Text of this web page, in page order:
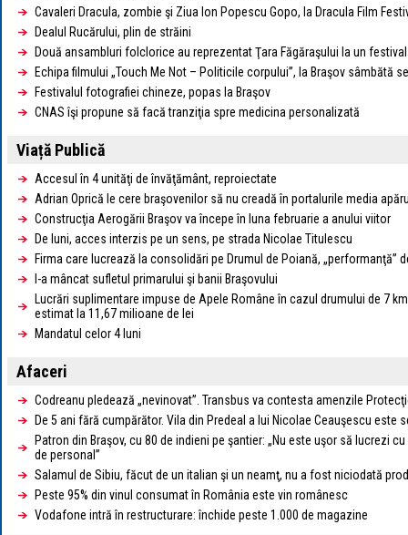
Cavaleri Dracula, zombie şi Ziua Ion Popescu Gopo, la Dracula Film
Dealul Rucărului, plin de străini
Două ansambluri folclorice au reprezentat Ţara Făgăraşului la un
Echipa filmului „Touch Me Not – Politicile corpului”, la Braşov sâmbătă
Festivalul fotografiei chineze, popas la Braşov
CNAS îşi propune să facă tranziţia spre medicina personalizată
Viață Publică
Accesul în 4 unităţi de învăţământ, reproiectate
Adrian Oprică le cere braşovenilor să nu creadă în portalurile media
Construcţia Aerogării Braşov va începe în luna februarie a anului viitor
De luni, acces interzis pe un sens, pe strada Nicolae Titulescu
Firma care lucrează la consolidări pe Drumul de Poiană, „performanţă”
I-a mâncat sufletul primarului şi banii Braşovului
Lucrări suplimentare impuse de Apele Române în cazul drumului de 7
estimat la 11,67 milioane de lei
Mandatul celor 4 luni
Afaceri
Codreanu pledează „nevinovat”. Transbus va contesta amenzile
De 5 ani fără cumpărător. Vila din Predeal a lui Nicolae Ceauşescu este
Patron din Braşov, cu 80 de indieni pe şantier: „Nu este uşor să lucrezi
de personal”
Salamul de Sibiu, făcut de un italian şi un neamţ, nu a fost niciodată
Peste 95% din vinul consumat în România este vin românesc
Vodafone intră în restructurare: închide peste 1.000 de magazine